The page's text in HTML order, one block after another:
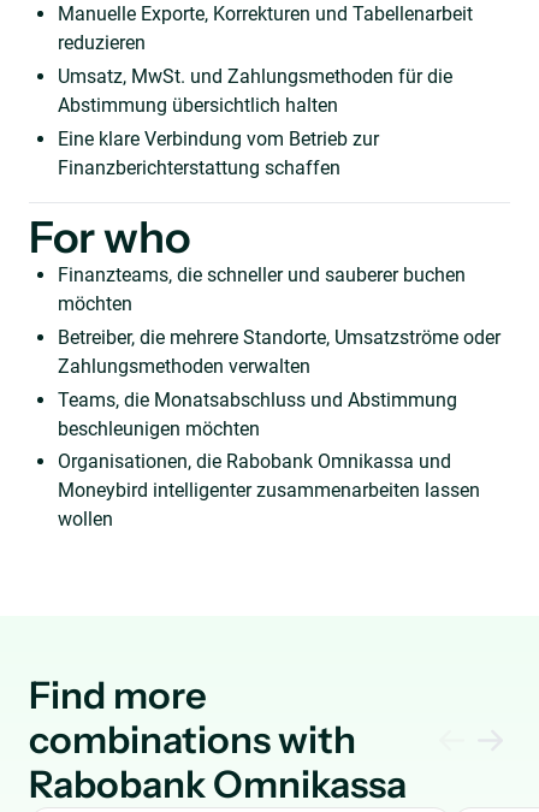
Manuelle Exporte, Korrekturen und Tabellenarbeit
reduzieren
Umsatz, MwSt. und Zahlungsmethoden für die
Abstimmung übersichtlich halten
Eine klare Verbindung vom Betrieb zur
Finanzberichterstattung schaffen
For who
Finanzteams, die schneller und sauberer buchen
möchten
Betreiber, die mehrere Standorte, Umsatzströme oder
Zahlungsmethoden verwalten
Teams, die Monatsabschluss und Abstimmung
beschleunigen möchten
Organisationen, die Rabobank Omnikassa und
Moneybird intelligenter zusammenarbeiten lassen
wollen
Find more
combinations with
Rabobank Omnikassa